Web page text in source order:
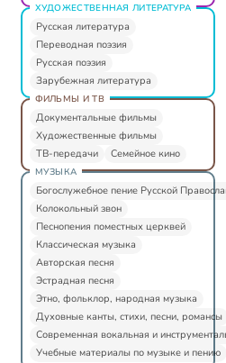
ХУДОЖЕСТВЕННАЯ ЛИТЕРАТУРА
Русская литература
Переводная поэзия
Русская поэзия
Зарубежная литература
ФИЛЬМЫ И ТВ
Документальные фильмы
Художественные фильмы
ТВ-передачи
Семейное кино
МУЗЫКА
Богослужебное пение Русской
Колокольный звон
Песнопения поместных церквей
Классическая музыка
Авторская песня
Эстрадная песня
Этно, фольклор, народная музыка
Духовные канты, стихи, песни, романсы
Современная вокальная и
Учебные материалы по музыке и пению